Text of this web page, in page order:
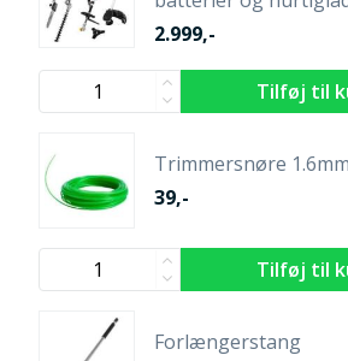
2.999,-
Trimmersnøre
39,-
Forlængerstang